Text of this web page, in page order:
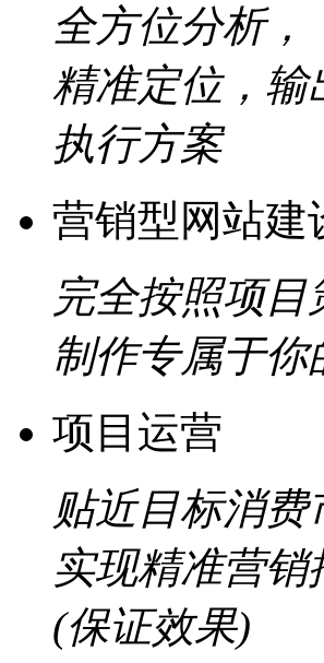
全方位分析，
精准定位，输
执行方案
营销型网站建
完全按照项目
制作专属于
项目运营
贴近目标消费
实现精准营销
(保证效果)